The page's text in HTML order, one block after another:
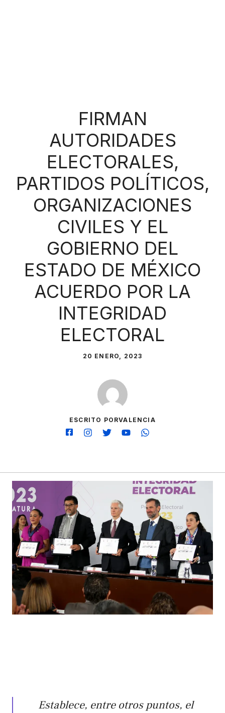
FIRMAN
AUTORIDADES
ELECTORALES,
PARTIDOS POLÍTICOS,
ORGANIZACIONES
CIVILES Y EL
GOBIERNO DEL
ESTADO DE MÉXICO
ACUERDO POR LA
INTEGRIDAD
ELECTORAL
20 ENERO, 2023
ESCRITO PORVALENCIA
Establece, entre otros puntos, el